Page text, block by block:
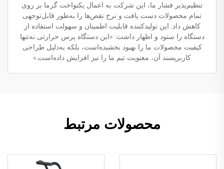
تنظیم‌پذیر فشار ما، این شرکت به اعمال یکنواخت گرما بر روی
تمام محصولات دست یافت و نرخ نقص‌ها را به‌طور قابل‌توجهی
کاهش داد. این تولیدکننده قابلیت اطمینان و سهولت استفاده از
دستگاه را ستود و اظهار داشت: «این دستگاه پرس حرارتی نه‌تنها
کیفیت محصولات ما را بهبود بخشیده‌است، بلکه به‌دلیل طراحی
کاربرپسند آن، معنویت تیم ما را نیز افزایش داده‌است.»
محصولات مرتبط